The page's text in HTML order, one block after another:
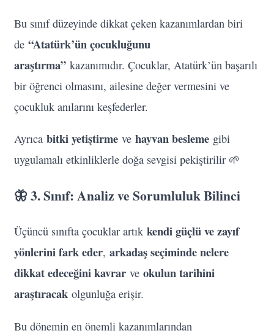
Bu sınıf düzeyinde dikkat çeken kazanımlardan biri
de “Atatürk’ün çocukluğunu
araştırma” kazanımıdır. Çocuklar, Atatürk’ün başarılı
bir öğrenci olmasını, ailesine değer vermesini ve
çocukluk anılarını keşfederler.
Ayrıca bitki yetiştirme ve hayvan besleme gibi
uygulamalı etkinliklerle doğa sevgisi pekiştirilir 🌱
🦋 3. Sınıf: Analiz ve Sorumluluk Bilinci
Üçüncü sınıfta çocuklar artık kendi güçlü ve zayıf
yönlerini fark eder, arkadaş seçiminde nelere
dikkat edeceğini kavrar ve okulun tarihini
araştıracak olgunluğa erişir.
Bu dönemin en önemli kazanımlarından